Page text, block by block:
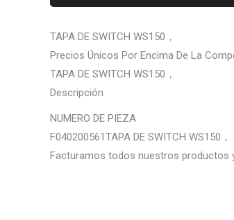
TAPA DE SWITCH WS150，
Precios Únicos Por Encima De La
TAPA DE SWITCH WS150，
Descripción
NUMERO DE PIEZA
F040200561TAPA DE SWITCH WS150，
Facturamos todos nuestros productos